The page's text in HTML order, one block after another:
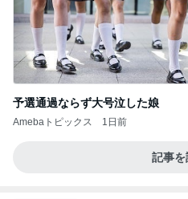
予選通過ならず大号泣した娘
Amebaトピックス 1日前
記事を